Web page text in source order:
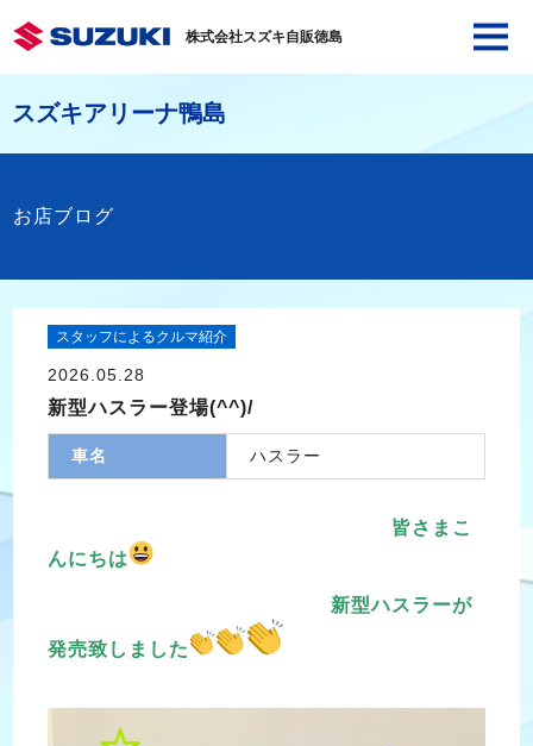
株式会社スズキ自販徳島
スズキアリーナ鴨島
お店ブログ
スタッフによるクルマ紹介
2026.05.28
新型ハスラー登場(^^)/
車名 ハスラー
皆さまこ
んにちは
新型ハスラーが
発売致しました